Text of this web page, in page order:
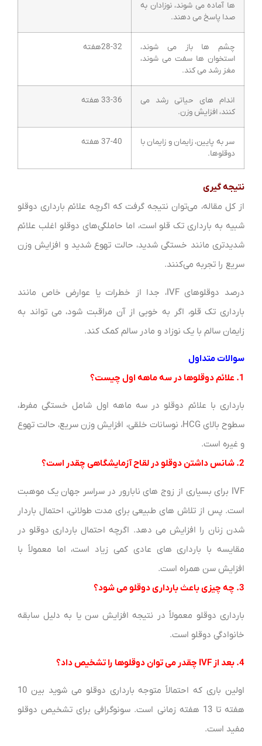
ها آماده می شوند، نوزادان به
صدا پاسخ می دهند.
چشم ها باز می شوند،
استخوان ها سفت می شوند،
مغز رشد می کند.
28-32هفته
اندام های حیاتی رشد می
کنند، افزایش وزن.
33-36 هفته
سر به پایین، زایمان و زایمان با
دوقلوها.
37-40 هفته
نتیجه گیری
از کل مقاله، می‌توان نتیجه گرفت که اگرچه علائم بارداری دوقلو
شبیه به بارداری تک قلو است، اما حاملگی‌های دوقلو اغلب علائم
شدیدتری مانند خستگی شدید، حالت تهوع شدید و افزایش وزن
سریع را تجربه می‌کنند.
درصد دوقلوهای IVF، جدا از خطرات یا عوارض خاص مانند
بارداری تک قلو، اگر به خوبی از آن مراقبت شود، می تواند به
زایمان سالم با یک نوزاد و مادر سالم کمک کند.
سوالات متداول
1. علائم دوقلوها در سه ماهه اول چیست؟
بارداری با علائم دوقلو در سه ماهه اول شامل خستگی مفرط،
سطوح بالای HCG، نوسانات خلقی، افزایش وزن سریع، حالت تهوع
و غیره است.
2. شانس داشتن دوقلو در لقاح آزمایشگاهی چقدر است؟
IVF برای بسیاری از زوج های نابارور در سراسر جهان یک موهبت
است. پس از تلاش های طبیعی برای مدت طولانی، احتمال باردار
شدن زنان را افزایش می دهد. اگرچه احتمال بارداری دوقلو در
مقایسه با بارداری های عادی کمی زیاد است، اما معمولاً با
افزایش سن همراه است.
3. چه چیزی باعث بارداری دوقلو می شود؟
بارداری دوقلو معمولاً در نتیجه افزایش سن یا به دلیل سابقه
خانوادگی دوقلو است.
4. بعد از IVF چقدر می توان دوقلوها را تشخیص داد؟
اولین باری که احتمالاً متوجه بارداری دوقلو می شوید بین 10
هفته تا 13 هفته زمانی است. سونوگرافی برای تشخیص دوقلو
مفید است.